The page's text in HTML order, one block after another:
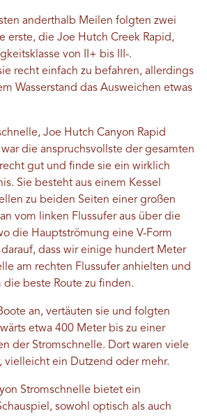
anderthalb Meilen folgten zwei
erste, die Joe Hutch Creek Rapid,
von II+ bis III-.
recht einfach zu befahren, allerdings
Wasserstand das Ausweichen etwas
Joe Hutch Canyon Rapid
die anspruchsvollste der gesamten
recht gut und finde sie ein wirklich
Sie besteht aus einem Kessel
zu beiden Seiten einer großen
vom linken Flussufer aus über die
die Hauptströmung eine V-Form
dass wir einige hundert Meter
am rechten Flussufer anhielten und
beste Route zu finden.
an, vertäuten sie und folgten
etwa 400 Meter bis zu einer
der Stromschnelle. Dort waren viele
vielleicht ein Dutzend oder mehr.
Stromschnelle bietet ein
sowohl optisch als auch